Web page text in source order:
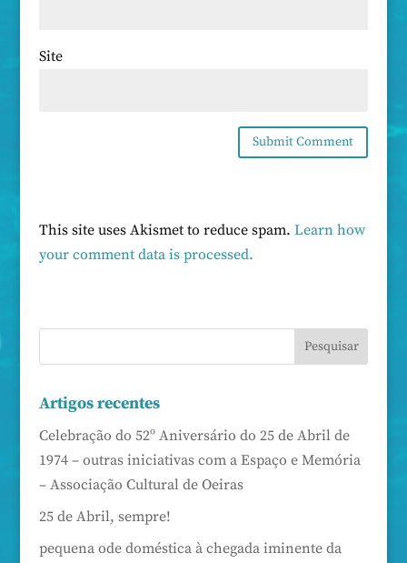
Site
This site uses Akismet to reduce spam. Learn how
your comment data is processed.
Artigos recentes
Celebração do 52º Aniversário do 25 de Abril de
1974 – outras iniciativas com a Espaço e Memória
– Associação Cultural de Oeiras
25 de Abril, sempre!
pequena ode doméstica à chegada iminente da